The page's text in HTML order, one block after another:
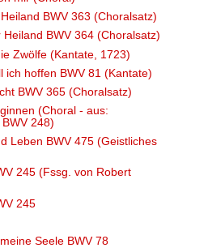
BWV 363 (Choralsatz)
BWV 364 (Choralsatz)
Zwölfe (Kantate, 1723)
ich hoffen BWV 81 (Kantate)
BWV 365 (Choralsatz)
(Choral - aus:
248)
Leben BWV 475 (Geistliches
245 (Fssg. von Robert
245
Seele BWV 78